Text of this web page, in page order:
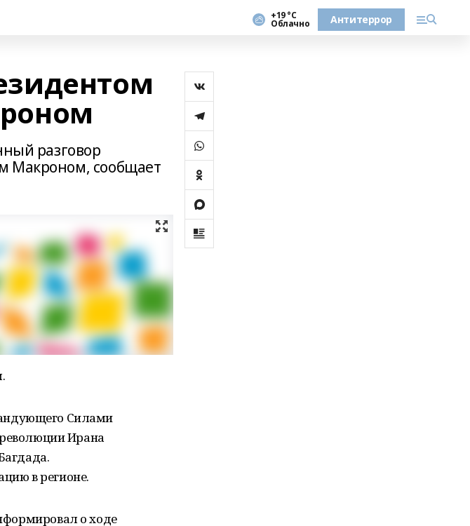
+19 °С
Облачно Антитеррор
разговор
Макроном, сообщает
Силами
Ирана
в регионе.
о ходе